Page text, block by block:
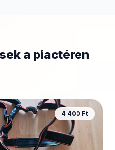
a piactéren
4 400 Ft